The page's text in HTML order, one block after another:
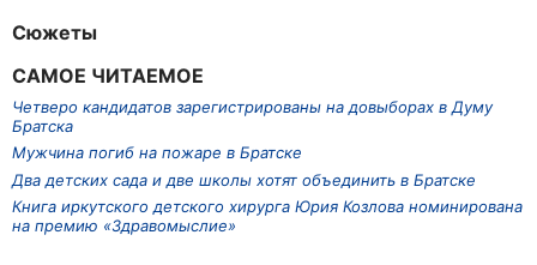
Сюжеты
САМОЕ ЧИТАЕМОЕ
Четверо кандидатов зарегистрированы на довыборах в Думу
Братска
Мужчина погиб на пожаре в Братске
Два детских сада и две школы хотят объединить в Братске
Книга иркутского детского хирурга Юрия Козлова номинирована
на премию «Здравомыслие»